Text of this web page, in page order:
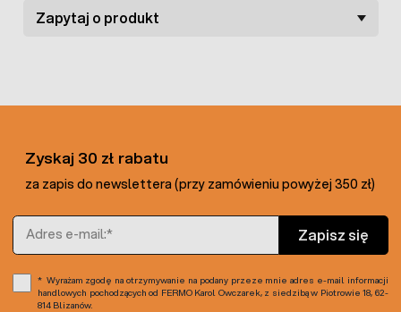
Zapytaj o produkt
Zyskaj 30 zł rabatu
za zapis do newslettera (przy zamówieniu powyżej 350 zł)
Adres e-mail
Zapisz się
Wyrażam zgodę na otrzymywanie na podany przeze mnie adres e-mail informacji
handlowych pochodzących od FERMO Karol Owczarek, z siedzibą w Piotrowie 18, 62-
814 Blizanów.